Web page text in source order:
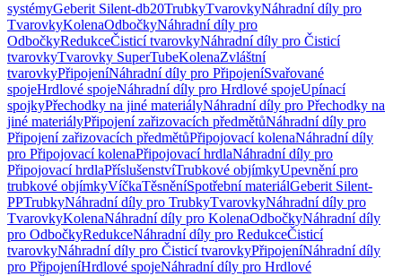
systémyGeberit Silent-db20TrubkyTvarovkyNáhradní díly pro
TvarovkyKolenaOdbočkyNáhradní díly pro
OdbočkyRedukceČisticí tvarovkyNáhradní díly pro Čisticí
tvarovkyTvarovky SuperTubeKolenaZvláštní
tvarovkyPřipojeníNáhradní díly pro PřipojeníSvařované
spojeHrdlové spojeNáhradní díly pro Hrdlové spojeUpínací
spojkyPřechodky na jiné materiályNáhradní díly pro Přechodky na
jiné materiályPřipojení zařizovacích předmětůNáhradní díly pro
Připojení zařizovacích předmětůPřipojovací kolenaNáhradní díly
pro Připojovací kolenaPřipojovací hrdlaNáhradní díly pro
Připojovací hrdlaPříslušenstvíTrubkové objímkyUpevnění pro
trubkové objímkyVíčkaTěsněníSpotřební materiálGeberit Silent-
PPTrubkyNáhradní díly pro TrubkyTvarovkyNáhradní díly pro
TvarovkyKolenaNáhradní díly pro KolenaOdbočkyNáhradní díly
pro OdbočkyRedukceNáhradní díly pro RedukceČisticí
tvarovkyNáhradní díly pro Čisticí tvarovkyPřipojeníNáhradní díly
pro PřipojeníHrdlové spojeNáhradní díly pro Hrdlové